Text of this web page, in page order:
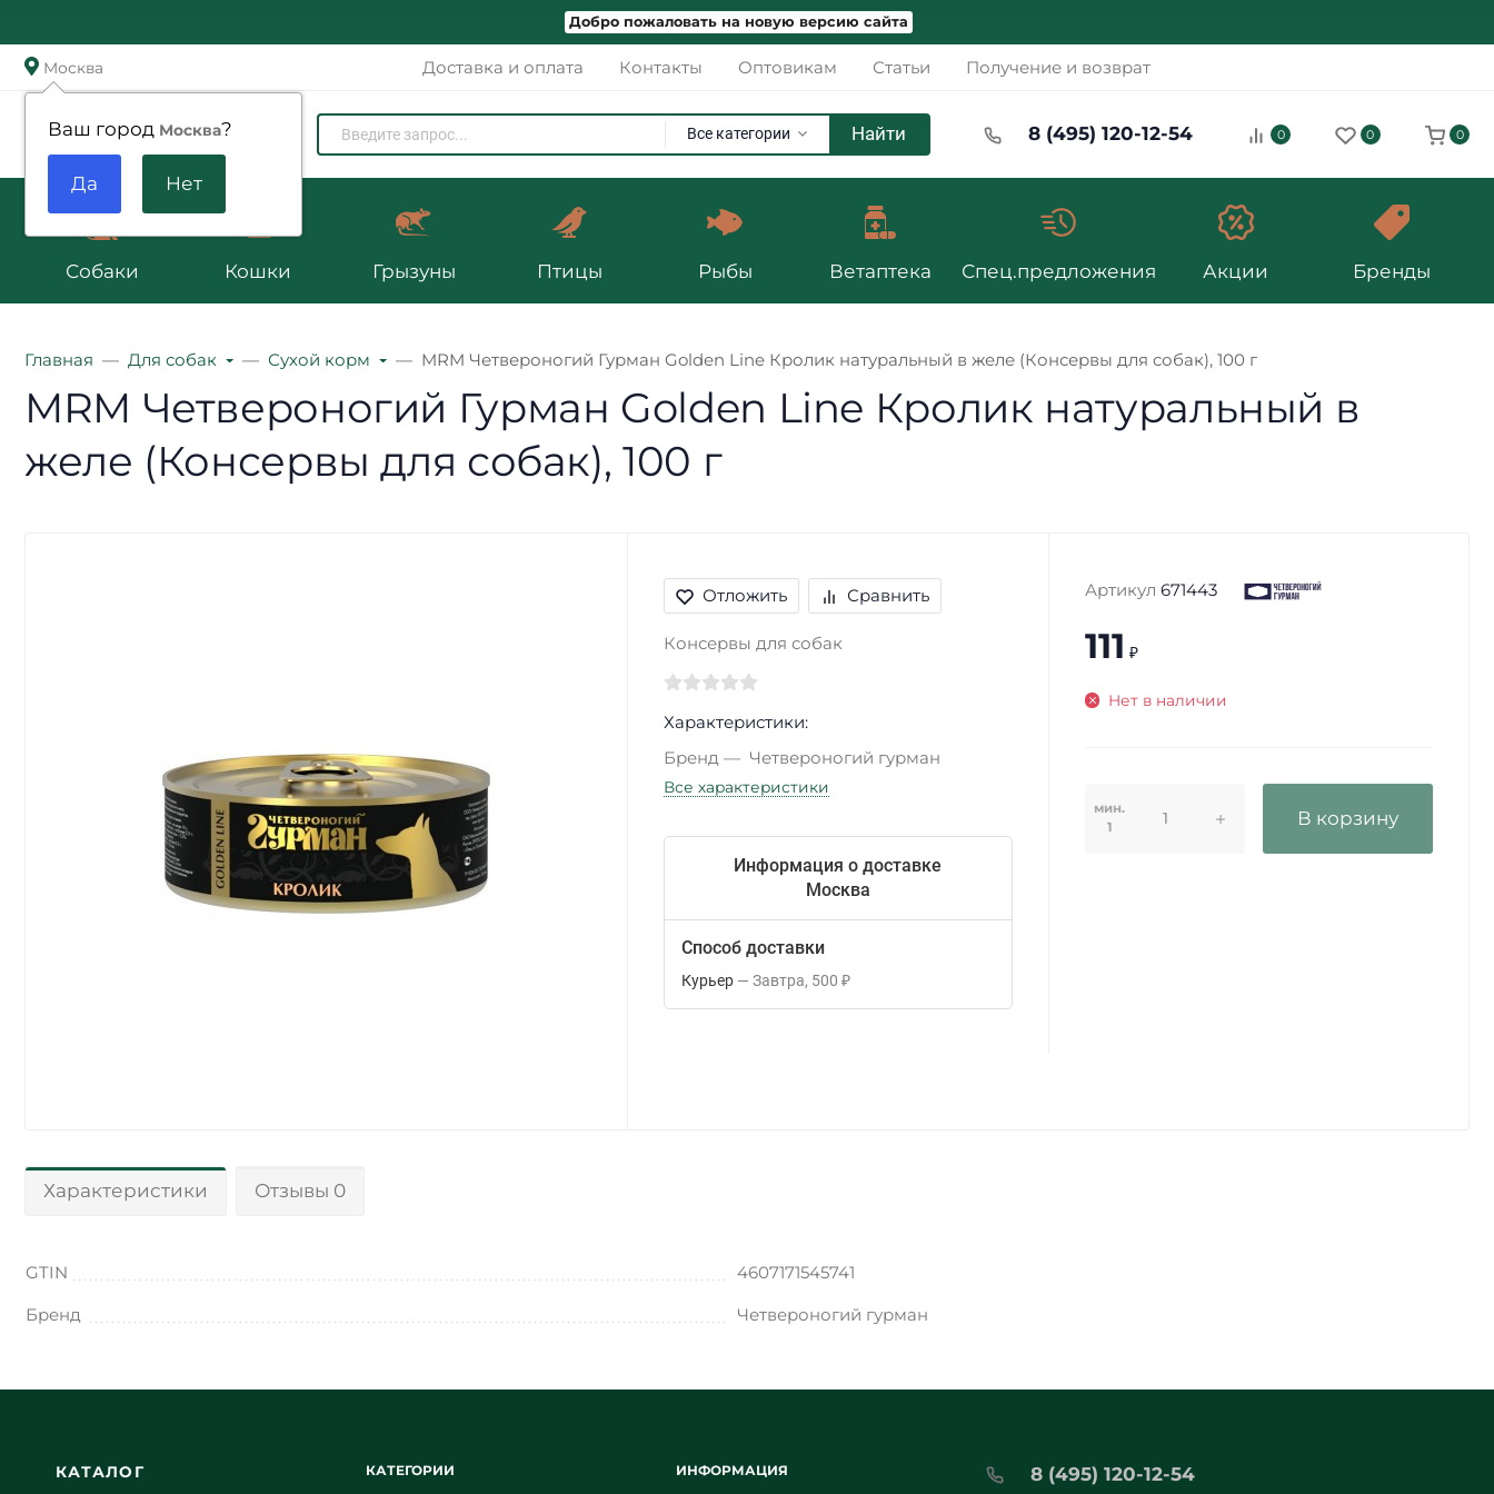
Добро пожаловать на новую версию сайта
Москва
Ваш город Москва?
Доставка и оплата Контакты Оптовикам Статьи Получение и возврат
Zoomenu.ru Все категории Найти 8 (495) 120-12-54 0 0 0
Собаки Кошки Грызуны Птицы Рыбы Ветаптека Спец.предложения Акции Бренды
Главная Для собак Сухой корм MRM Четвероногий Гурман Golden Line Кролик натуральный в желе (Консервы для собак), 100 г
MRM Четвероногий Гурман Golden Line Кролик натуральный в
желе (Консервы для собак), 100 г
Отложить Сравнить
Консервы для собак
Характеристики:
Бренд
Четвероногий гурман
Все характеристики
Информация о доставке
Москва
Способ доставки
Курьер Завтра 500 ₽
Артикул 671443
111 ₽
Нет в наличии
мин.
1
В корзину
Характеристики Отзывы 0
GTIN
4607171545741
Бренд
Четвероногий гурман
КАТАЛОГ КАТЕГОРИИ ИНФОРМАЦИЯ 8 (495) 120-12-54